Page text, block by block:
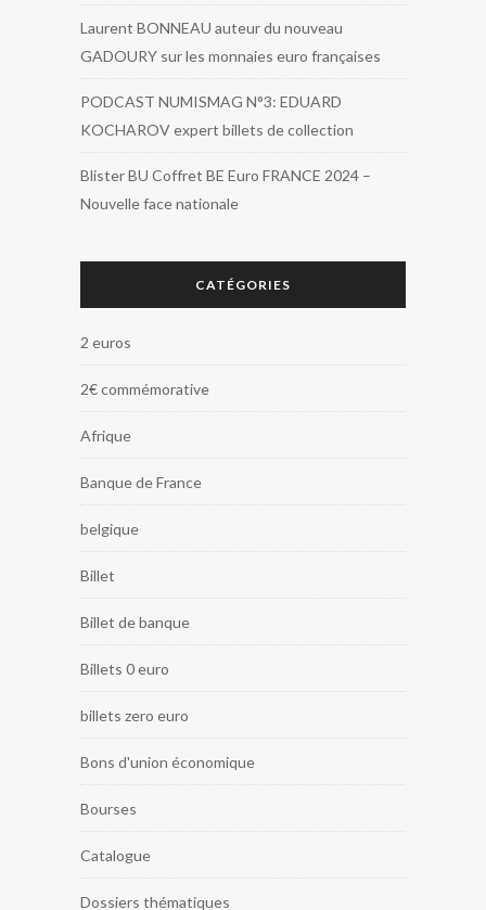
Laurent BONNEAU auteur du nouveau
GADOURY sur les monnaies euro françaises
PODCAST NUMISMAG N°3: EDUARD
KOCHAROV expert billets de collection
Blister BU Coffret BE Euro FRANCE 2024 –
Nouvelle face nationale
CATÉGORIES
2 euros
2€ commémorative
Afrique
Banque de France
belgique
Billet
Billet de banque
Billets 0 euro
billets zero euro
Bons d'union économique
Bourses
Catalogue
Dossiers thématiques